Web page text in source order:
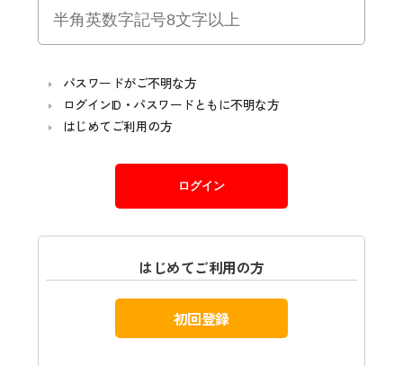
パスワードがご不明な方
ログインID・パスワードともに不明な方
はじめてご利用の方
はじめてご利用の方
初回登録